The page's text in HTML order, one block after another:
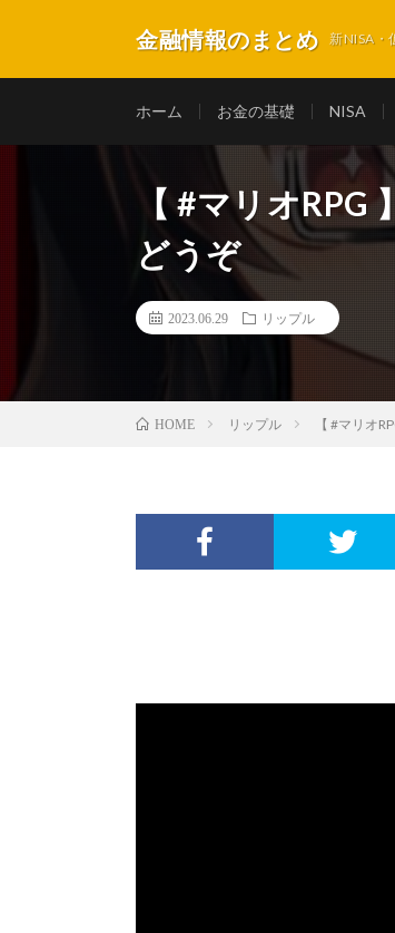
金融情報のまとめ 新NISA・
ホーム お金の基礎 NISA
【 #マリオ
どうぞ
2023.06.29 リップル
HOME リップル 【 #マリオ